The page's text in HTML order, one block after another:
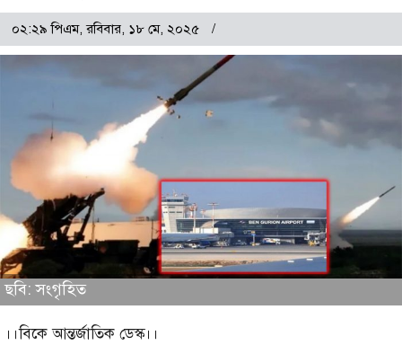
০২:২৯ পিএম, রবিবার, ১৮ মে, ২০২৫
ছবি: সংগৃহিত
।।বিকে আন্তর্জাতিক ডেস্ক।।